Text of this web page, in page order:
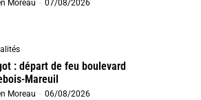
Moreau - 07/08/2026
: départ de feu boulevard
Mareuil
Moreau - 06/08/2026